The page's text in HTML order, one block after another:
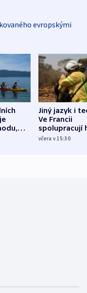
evropskými
Jiný jazyk i
Ve Francii
spolupracují
různých zemí
včera v 15:30